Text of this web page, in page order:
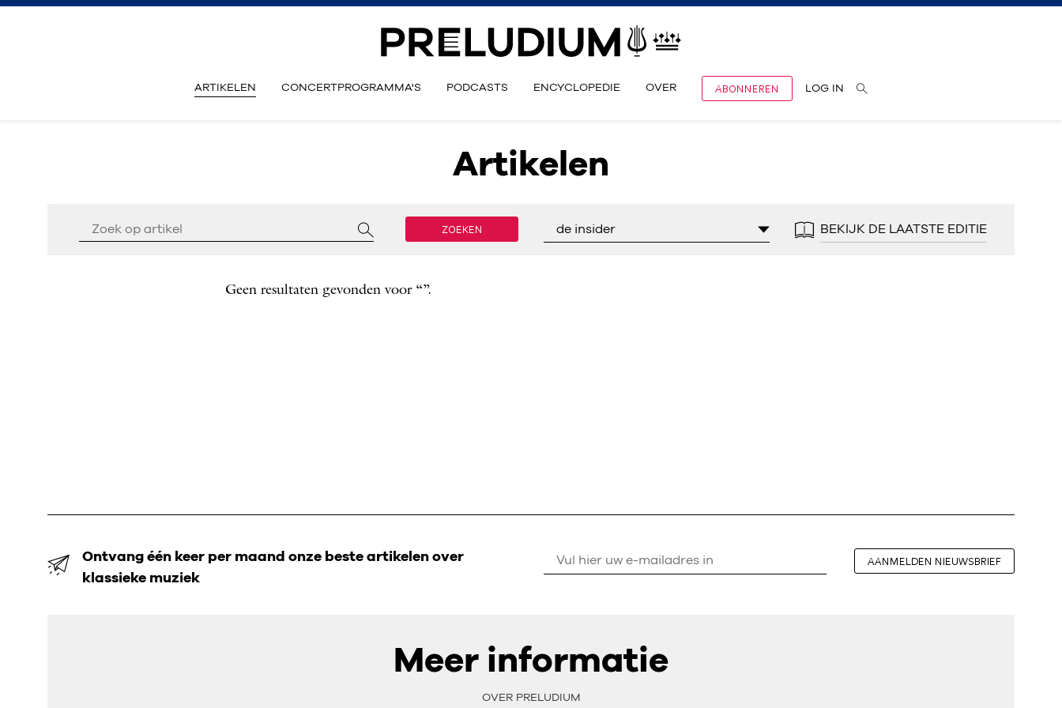
ARTIKELEN CONCERTPROGRAMMA'S PODCASTS ENCYCLOPEDIE OVER ABONNEREN LOG IN
Artikelen
ZOEKEN de insider BEKIJK DE LAATSTE EDITIE
Geen resultaten gevonden voor “”.
Ontvang één keer per maand onze beste artikelen over
klassieke muziek
AANMELDEN NIEUWSBRIEF
Meer informatie
OVER PRELUDIUM